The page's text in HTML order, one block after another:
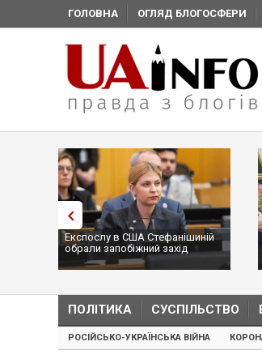
ГОЛОВНА ОГЛЯД БЛОГОСФЕРИ
Експослу в США Стефанішиній
обрали запобіжний захід
ПОЛІТИКА СУСПІЛЬСТВО
РОСІЙСЬКО-УКРАЇНСЬКА ВІЙНА